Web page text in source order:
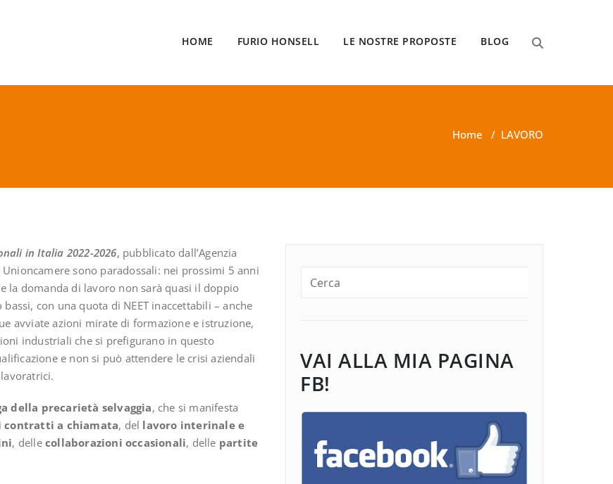
HOME FURIO HONSELL LE NOSTRE PROPOSTE BLOG
Home / LAVORO
in Italia 2022-2026, pubblicato dall’Agenzia
sono paradossali: nei prossimi 5 anni
la domanda di lavoro non sarà quasi il doppio
con una quota di NEET inaccettabili – anche
avviate azioni mirate di formazione e istruzione,
industriali che si prefigurano in questo
e non si può attendere le crisi aziendali
della precarietà selvaggia, che si manifesta
contratti a chiamata, del lavoro interinale e
, dellecollaborazioni occasionali, delle partite
VAI ALLA MIA PAGINA
FB!